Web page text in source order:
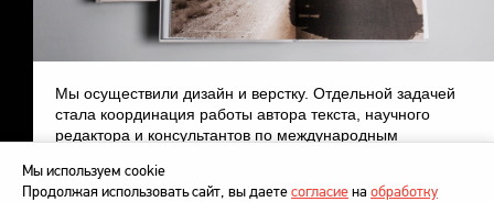
Мы осуществили дизайн и верстку. Отдельной задачей
стала координация работы автора текста, научного
редактора и консультантов по международным
Мы используем cookie
Продолжая использовать сайт, вы даетесогласиена обработку